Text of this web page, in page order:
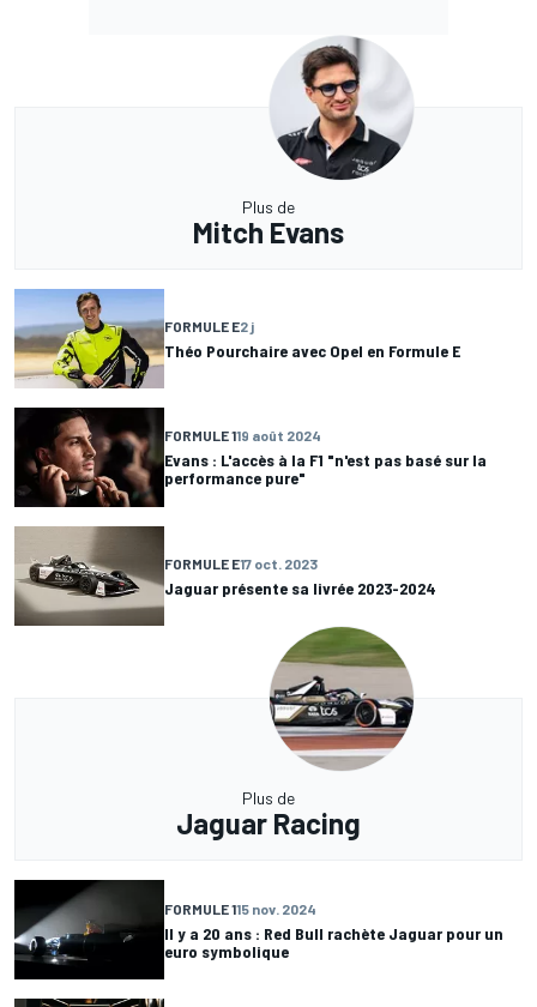
Plus de
Mitch Evans
FORMULE E2 j
Théo Pourchaire avec Opel en Formule E
FORMULE 119 août 2024
Evans : L'accès à la F1 "n'est pas basé sur la
performance pure"
FORMULE E17 oct. 2023
Jaguar présente sa livrée 2023-2024
Plus de
Jaguar Racing
FORMULE 115 nov. 2024
Il y a 20 ans : Red Bull rachète Jaguar pour un
euro symbolique